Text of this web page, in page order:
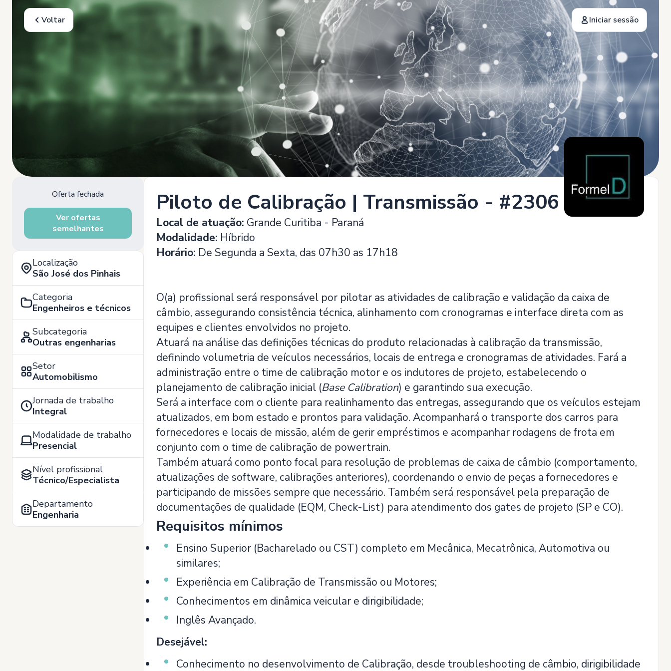
Voltar Iniciar sessão
Oferta fechada
Ver ofertas
semelhantes
Localização
São José dos Pinhais
Categoria
Engenheiros e técnicos
Subcategoria
Outras engenharias
Setor
Automobilismo
Jornada de trabalho
Integral
Modalidade de trabalho
Presencial
Nível profissional
Técnico/Especialista
Departamento
Engenharia
Piloto de Calibração | Transmissão - #2306
Local de atuação: Grande Curitiba - Paraná
Modalidade: Híbrido
Horário: De Segunda a Sexta, das 07h30 as 17h18
O(a) profissional será responsável por pilotar as atividades de calibração e validação da caixa de
câmbio, assegurando consistência técnica, alinhamento com cronogramas e interface direta com as
equipes e clientes envolvidos no projeto.
Atuará na análise das definições técnicas do produto relacionadas à calibração da transmissão,
definindo volumetria de veículos necessários, locais de entrega e cronogramas de atividades. Fará a
administração entre o time de calibração motor e os indutores de projeto, estabelecendo o
planejamento de calibração inicial (Base Calibration) e garantindo sua execução.
Será a interface com o cliente para realinhamento das entregas, assegurando que os veículos estejam
atualizados, em bom estado e prontos para validação. Acompanhará o transporte dos carros para
fornecedores e locais de missão, além de gerir empréstimos e acompanhar rodagens de frota em
conjunto com o time de calibração de powertrain.
Também atuará como ponto focal para resolução de problemas de caixa de câmbio (comportamento,
atualizações de software, calibrações anteriores), coordenando o envio de peças a fornecedores e
participando de missões sempre que necessário. Também será responsável pela preparação de
documentações de qualidade (EQM, Check-List) para atendimento dos gates de projeto (SP e CO).
Requisitos mínimos
Ensino Superior (Bacharelado ou CST) completo em Mecânica, Mecatrônica, Automotiva ou
similares;
Experiência em Calibração de Transmissão ou Motores;
Conhecimentos em dinâmica veicular e dirigibilidade;
Inglês Avançado.
Desejável:
Conhecimento no desenvolvimento de Calibração, desde troubleshooting de câmbio, dirigibilidade